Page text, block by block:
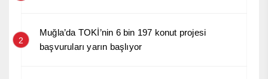
2
Muğla’da TOKİ’nin 6 bin 197 konut projesi
başvuruları yarın başlıyor